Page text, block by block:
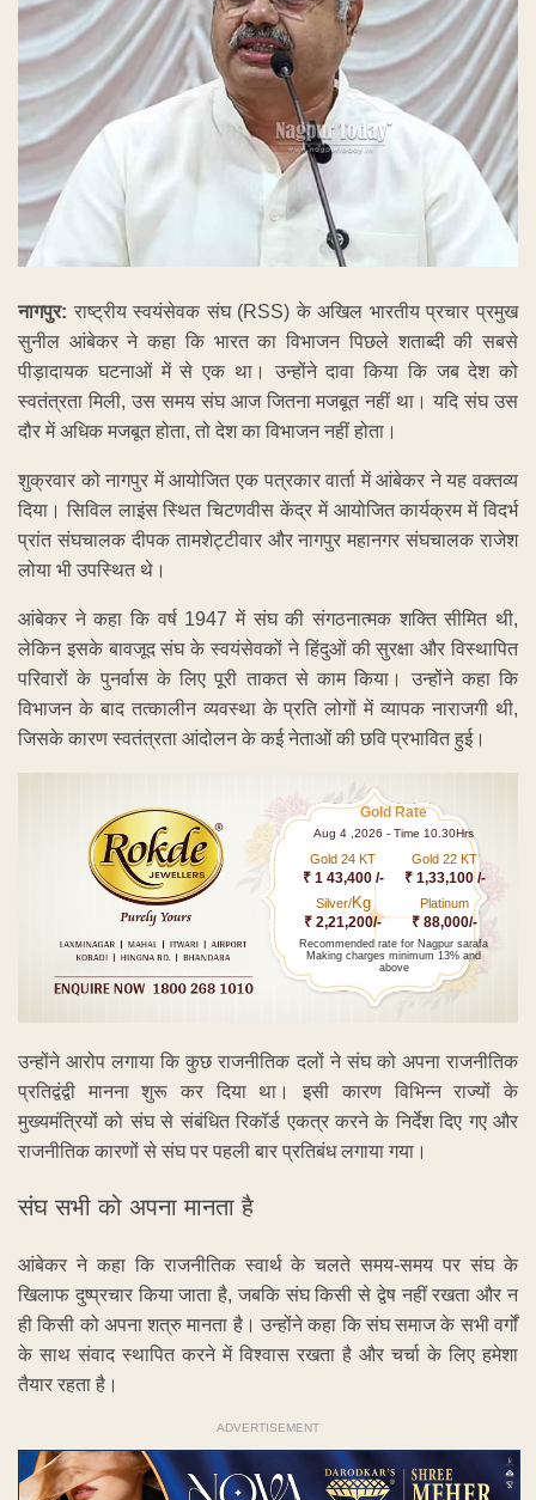
नागपुर: राष्ट्रीय स्वयंसेवक संघ (RSS) के अखिल भारतीय प्रचार प्रमुख
सुनील आंबेकर ने कहा कि भारत का विभाजन पिछले शताब्दी की सबसे
पीड़ादायक घटनाओं में से एक था। उन्होंने दावा किया कि जब देश को
स्वतंत्रता मिली, उस समय संघ आज जितना मजबूत नहीं था। यदि संघ उस
दौर में अधिक मजबूत होता, तो देश का विभाजन नहीं होता।
शुक्रवार को नागपुर में आयोजित एक पत्रकार वार्ता में आंबेकर ने यह वक्तव्य
दिया। सिविल लाइंस स्थित चिटणवीस केंद्र में आयोजित कार्यक्रम में विदर्भ
प्रांत संघचालक दीपक तामशेट्टीवार और नागपुर महानगर संघचालक राजेश
लोया भी उपस्थित थे।
आंबेकर ने कहा कि वर्ष 1947 में संघ की संगठनात्मक शक्ति सीमित थी,
लेकिन इसके बावजूद संघ के स्वयंसेवकों ने हिंदुओं की सुरक्षा और विस्थापित
परिवारों के पुनर्वास के लिए पूरी ताकत से काम किया। उन्होंने कहा कि
विभाजन के बाद तत्कालीन व्यवस्था के प्रति लोगों में व्यापक नाराजगी थी,
जिसके कारण स्वतंत्रता आंदोलन के कई नेताओं की छवि प्रभावित हुई।
Gold Rate
Aug 4 ,2026 - Time 10.30Hrs
Gold 24 KT
₹ 1 43,400 /-
Gold 22 KT
₹ 1,33,100 /-
Silver/Kg
₹ 2,21,200/-
Platinum
₹ 88,000/-
Recommended rate for Nagpur sarafa
Making charges minimum 13% and
above
उन्होंने आरोप लगाया कि कुछ राजनीतिक दलों ने संघ को अपना राजनीतिक
प्रतिद्वंद्वी मानना शुरू कर दिया था। इसी कारण विभिन्न राज्यों के
मुख्यमंत्रियों को संघ से संबंधित रिकॉर्ड एकत्र करने के निर्देश दिए गए और
राजनीतिक कारणों से संघ पर पहली बार प्रतिबंध लगाया गया।
संघ सभी को अपना मानता है
आंबेकर ने कहा कि राजनीतिक स्वार्थ के चलते समय-समय पर संघ के
खिलाफ दुष्प्रचार किया जाता है, जबकि संघ किसी से द्वेष नहीं रखता और न
ही किसी को अपना शत्रु मानता है। उन्होंने कहा कि संघ समाज के सभी वर्गों
के साथ संवाद स्थापित करने में विश्वास रखता है और चर्चा के लिए हमेशा
तैयार रहता है।
ADVERTISEMENT